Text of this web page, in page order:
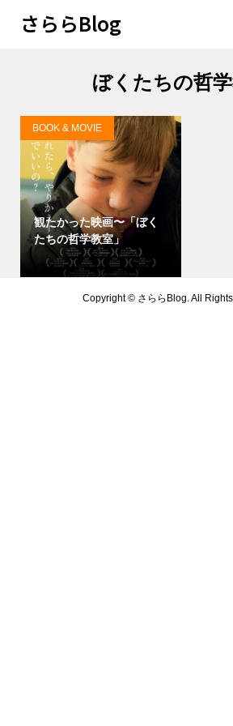
さららBlog
ぼくたちの哲
観たかった映画〜「ぼく
たちの哲学教室」
BOOK & MOVIE
Copyright ©さららBlog. All